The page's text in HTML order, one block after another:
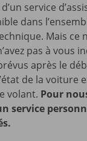
service
dans
Mais ce
pas à vous
après le
de la voiture
volant. Pour
service